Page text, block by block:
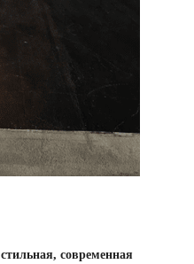
стильная, современная